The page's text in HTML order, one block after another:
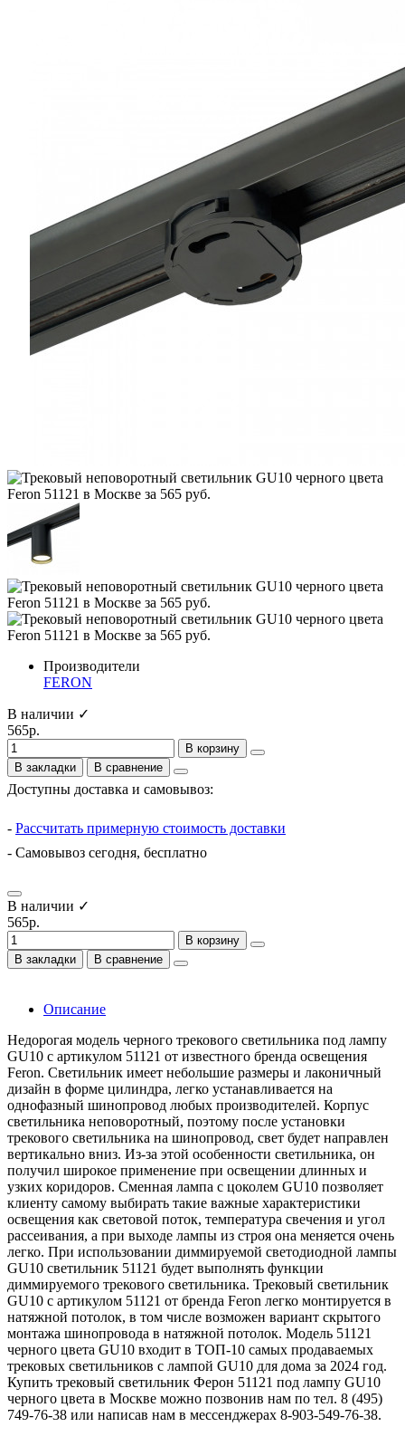
Производители
FERON
В наличии ✓
565р.
В корзину
В закладки
В сравнение
Доступны доставка и самовывоз:
- Рассчитать примерную стоимость доставки
- Самовывоз сегодня, бесплатно
В наличии ✓
565р.
В корзину
В закладки
В сравнение
Описание
Недорогая модель черного трекового светильника под лампу
GU10 с артикулом 51121 от известного бренда освещения
Feron. Светильник имеет небольшие размеры и лаконичный
дизайн в форме цилиндра, легко устанавливается на
однофазный шинопровод любых производителей. Корпус
светильника неповоротный, поэтому после установки
трекового светильника на шинопровод, свет будет направлен
вертикально вниз. Из-за этой особенности светильника, он
получил широкое применение при освещении длинных и
узких коридоров. Сменная лампа с цоколем GU10 позволяет
клиенту самому выбирать такие важные характеристики
освещения как световой поток, температура свечения и угол
рассеивания, а при выходе лампы из строя она меняется очень
легко. При использовании диммируемой светодиодной лампы
GU10 светильник 51121 будет выполнять функции
диммируемого трекового светильника. Трековый светильник
GU10 с артикулом 51121 от бренда Feron легко монтируется в
натяжной потолок, в том числе возможен вариант скрытого
монтажа шинопровода в натяжной потолок. Модель 51121
черного цвета GU10 входит в ТОП-10 самых продаваемых
трековых светильников с лампой GU10 для дома за 2024 год.
Купить трековый светильник Ферон 51121 под лампу GU10
черного цвета в Москве можно позвонив нам по тел. 8 (495)
749-76-38 или написав нам в мессенджерах 8-903-549-76-38.